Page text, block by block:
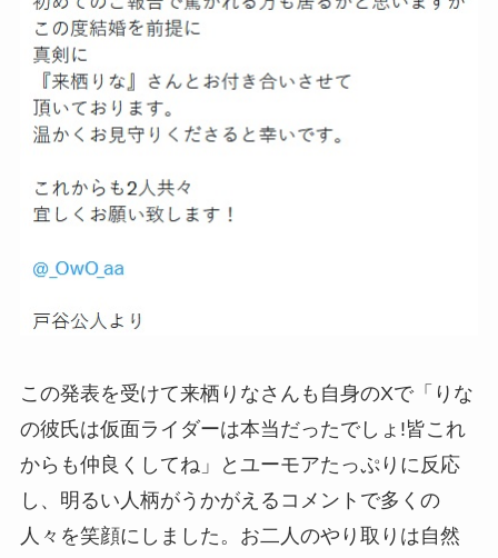
この発表を受けて来栖りなさんも自身のXで「りな
の彼氏は仮面ライダーは本当だったでしょ!皆これ
からも仲良くしてね」とユーモアたっぷりに反応
し、明るい人柄がうかがえるコメントで多くの
人々を笑顔にしました。お二人のやり取りは自然